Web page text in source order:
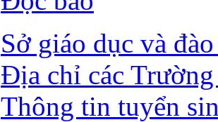
Sở giáo dục và
Địa chỉ các
Thông tin tuyển